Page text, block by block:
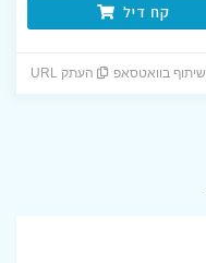
קח דיל
שיתוף בוואטסאפ העתק URL